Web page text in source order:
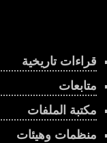
قراءات تاريخية
متابعات
مكتبة الملفات
منظمات وهيئات